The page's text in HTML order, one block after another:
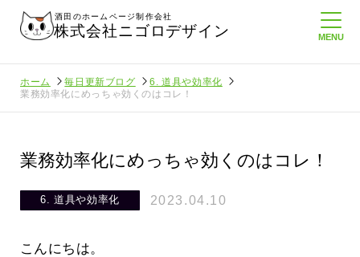
酒田のホームページ制作会社
株式会社ニゴロデザイン
ホーム 毎日更新ブログ
6. 道具や効率化
業務効率化にめっちゃ効くのはコレ！
業務効率化にめっちゃ効くのはコレ！
6. 道具や効率化 2023.04.10
こんにちは。